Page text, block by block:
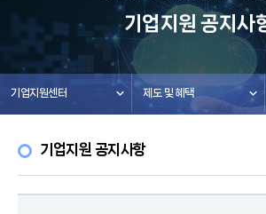
기업지원 공지사
기업지원센터 제도 및 혜택
기업지원 공지사항